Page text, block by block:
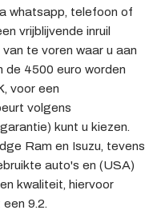
whatsapp, telefoon of
vrijblijvende inruil
te voren waar u aan
4500 euro worden
voor een
volgens
kunt u kiezen.
Ram en Isuzu, tevens
auto's en (USA)
kwaliteit, hiervoor
9.2.